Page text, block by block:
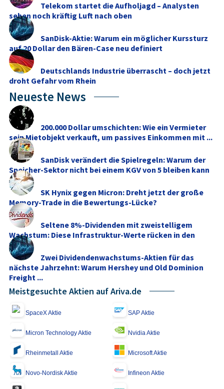
Telekom startet die Aufholjagd – Analysten
sehen noch kräftig Luft nach oben
SanDisk-Aktie: Warum ein möglicher Kurssturz
auf 20 Dollar den Bären-Case neu definiert
Deutschlands Industrie überrascht – doch jetzt
droht Gefahr vom Rhein
Neueste News
200.000 Dollar umschichten: Wie ein Vermieter
sein Mietobjekt verkauft, um passives Einkommen mit ...
SanDisk verändert die Spielregeln: Warum der
Speicher-Sektor nicht bei einem KGV von 5 bleiben kann
SK Hynix gegen Micron: Dreht jetzt der große
Memory‑Trade in die Bewertungs-Lücke?
Seltene 8%-Dividenden mit zweistelligem
Wachstum: Diese Infrastruktur-Werte rücken in den
Fokus
Zwei Dividendenwachstums-Aktien für das
nächste Jahrzehnt: Warum Hershey und Old Dominion
Freight ...
Meistgesuchte Aktien auf Ariva.de
SpaceX Aktie SAP Aktie
Micron Technology Aktie Nvidia Aktie
Rheinmetall Aktie Microsoft Aktie
Novo-Nordisk Aktie Infineon Aktie